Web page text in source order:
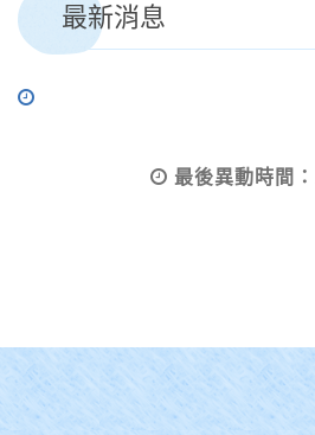
最新消息
最後異動時間：